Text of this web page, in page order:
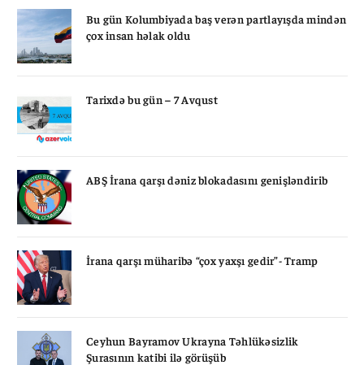
Bu gün Kolumbiyada baş verən partlayışda mindən
çox insan həlak oldu
Tarixdə bu gün – 7 Avqust
ABŞ İrana qarşı dəniz blokadasını genişləndirib
İrana qarşı müharibə “çox yaxşı gedir”- Tramp
Ceyhun Bayramov Ukrayna Təhlükəsizlik
Şurasının katibi ilə görüşüb